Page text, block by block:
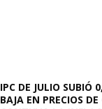
IPC DE JULIO SUBIÓ
BAJA EN PRECIOS